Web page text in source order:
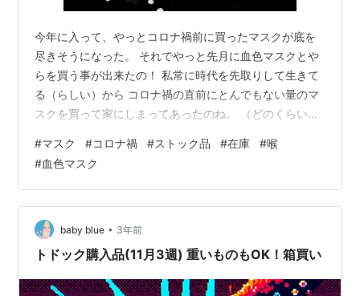
今年に入って、やっとコロナ禍前に買ったマスクが底を
尽きそうになった。 それでやっと先月に血色マスクとや
らを買う事が出来たの！ 私常に時代を先取りして生きて
る（らしい）から コロナ禍の直前にとんでもない量のマ
スクを買って家にしまってあったのね。 （どのくらいの
じくらいの•••。） 私がマスクするのは、毎年3月に外気
を吸うと喉がひりひり痛い時と通年雨が降る直前にやは
り喉がひりひり痛い時。 あんまマスク使わないんだわ。
コロナ禍でさえ夏はマスクしてなかった。 （知らない人
に怒られた。） 在庫のほとんど、コロナでマスクがない
って大騒ぎだった時にいろんな…
#マスク #コロナ禍 #ストック品 #在庫 #喉
#血色マスク
baby blue • 3年前
トドック購入品(11月3週) 重いものもOK！箱買い